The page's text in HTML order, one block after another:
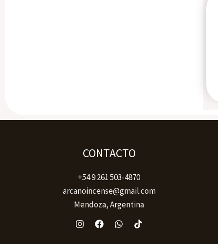
CONTACTO
+54 9 261 503-4870
arcanoincense@gmail.com
Mendoza, Argentina